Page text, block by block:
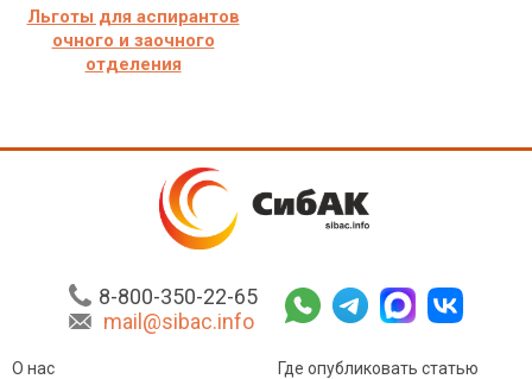
Льготы для аспирантов
очного и заочного
отделения
8-800-350-22-65
mail@sibac.info
О нас
Где опубликовать статью